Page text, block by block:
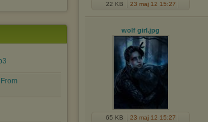
22 KB 23 maj 12 15:27
wolf girl.jpg
65 KB 23 maj 12 15:27